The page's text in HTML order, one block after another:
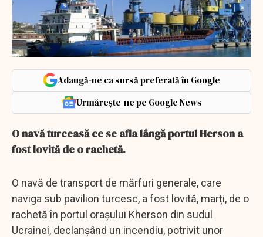
Adaugă-ne ca sursă preferată în Google
Urmărește-ne pe Google News
O navă turceasă ce se afla lângă portul Herson a
fost lovită de o rachetă.
O navă de transport de mărfuri generale, care
naviga sub pavilion turcesc, a fost lovită, marți, de o
rachetă în portul orașului Kherson din sudul
Ucrainei, declanșând un incendiu, potrivit unor